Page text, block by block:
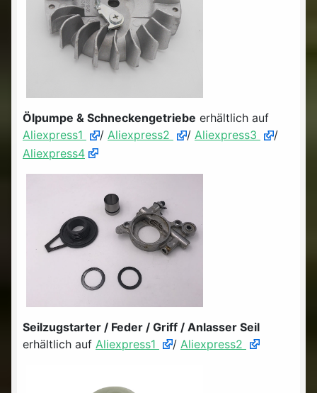
Ölpumpe & Schneckengetriebe erhältlich auf
Aliexpress1
/ Aliexpress2 / Aliexpress3
/
Aliexpress4
Seilzugstarter / Feder / Griff / Anlasser Seil
erhältlich auf Aliexpress1 / Aliexpress2